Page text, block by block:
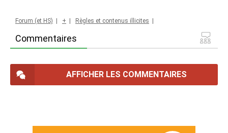
Commentaires
Forum (et HS) + Règles et contenus illicites
AFFICHER LES COMMENTAIRES